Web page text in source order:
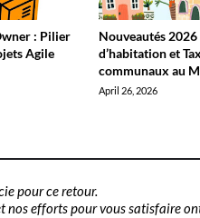
: Pilier
Agile
Nouveautés 2026
d’habitation et
communaux au
April 26, 2026
pour ce retour.
nos efforts pour vous satisfaire